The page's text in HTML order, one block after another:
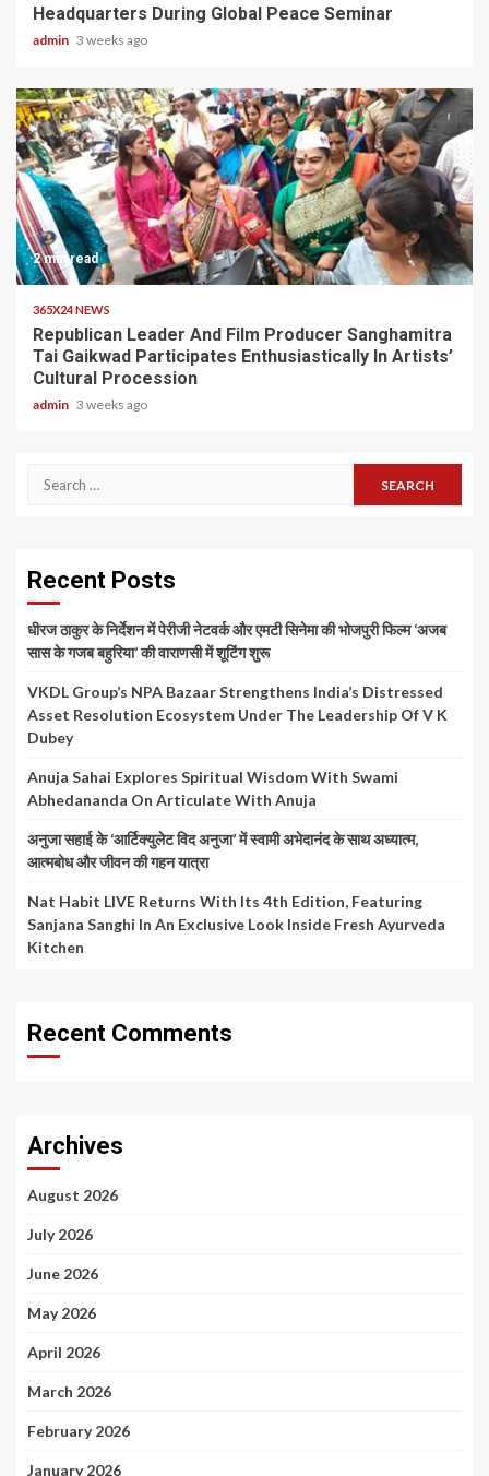
Headquarters During Global Peace Seminar
admin 3 weeks ago
2 min read
365X24 NEWS
Republican Leader And Film Producer Sanghamitra
Tai Gaikwad Participates Enthusiastically In Artists’
Cultural Procession
admin 3 weeks ago
Search
Recent Posts
धीरज ठाकुर के निर्देशन में पेरीजी नेटवर्क और एमटी सिनेमा की भोजपुरी फिल्म ‘अजब
सास के गजब बहुरिया’ की वाराणसी में शूटिंग शुरू
VKDL Group’s NPA Bazaar Strengthens India’s Distressed
Asset Resolution Ecosystem Under The Leadership Of V K
Dubey
Anuja Sahai Explores Spiritual Wisdom With Swami
Abhedananda On Articulate With Anuja
अनुजा सहाई के ‘आर्टिक्युलेट विद अनुजा’ में स्वामी अभेदानंद के साथ अध्यात्म,
आत्मबोध और जीवन की गहन यात्रा
Nat Habit LIVE Returns With Its 4th Edition, Featuring
Sanjana Sanghi In An Exclusive Look Inside Fresh Ayurveda
Kitchen
Recent Comments
Archives
August 2026
July 2026
June 2026
May 2026
April 2026
March 2026
February 2026
January 2026